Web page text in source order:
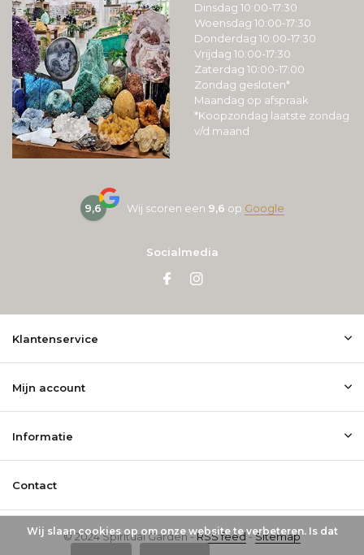
Dinsdag 10:00-17:30
Woensdag 10:00-17:30
Donderdag 10:00-17:30
Vrijdag 10:00-17:30
Zaterdag 10:00-17:00
Zondag gesloten*
Maandag op afspraak
*Koopzondag laatste zondag
v/d maand
9,6 Wij scoren een 9,6 op Google
Socialmedia
Klantenservice
Mijn account
Informatie
Contact
© 2024 Spiritual Garden -RSS feed-Sitemap
Wij slaan cookies op om onze website te verbeteren. Is dat